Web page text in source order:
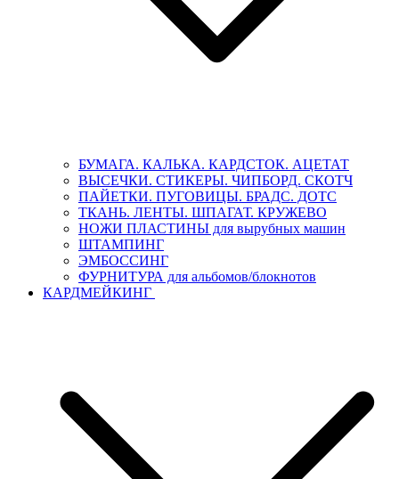
БУМАГА. КАЛЬКА. КАРДСТОК. АЦЕТАТ
ВЫСЕЧКИ. СТИКЕРЫ. ЧИПБОРД. СКОТЧ
ПАЙЕТКИ. ПУГОВИЦЫ. БРАДС. ДОТС
ТКАНЬ. ЛЕНТЫ. ШПАГАТ. КРУЖЕВО
НОЖИ ПЛАСТИНЫ для вырубных машин
ШТАМПИНГ
ЭМБОССИНГ
ФУРНИТУРА для альбомов/блокнотов
КАРДМЕЙКИНГ